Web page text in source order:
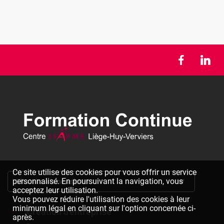
Ce site utilise des cookies pour vous offrir un service
personnalisé. En poursuivant la navigation, vous
acceptez leur utilisation.
Vous pouvez réduire l'utilisation des cookies à leur
minimum légal en cliquant sur l'option concernée ci-
après.
S'inscrire à la newsletter
Création d'entreprise